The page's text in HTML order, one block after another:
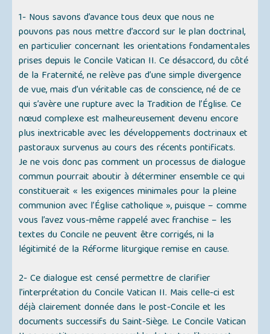
1- Nous savons d’avance tous deux que nous ne
pouvons pas nous mettre d’accord sur le plan doctrinal,
en particulier concernant les orientations fondamentales
prises depuis le Concile Vatican II. Ce désaccord, du côté
de la Fraternité, ne relève pas d’une simple divergence
de vue, mais d’un véritable cas de conscience, né de ce
qui s’avère une rupture avec la Tradition de l’Église. Ce
nœud complexe est malheureusement devenu encore
plus inextricable avec les développements doctrinaux et
pastoraux survenus au cours des récents pontificats.
Je ne vois donc pas comment un processus de dialogue
commun pourrait aboutir à déterminer ensemble ce qui
constituerait« les exigences minimales pour la pleine
communion avec l’Église catholique », puisque – comme
vous l’avez vous-même rappelé avec franchise – les
textes du Concile ne peuvent être corrigés, ni la
légitimité de la Réforme liturgique remise en cause.
2- Ce dialogue est censé permettre de clarifier
l’interprétation du Concile Vatican II. Mais celle-ci est
déjà clairement donnée dans le post-Concile et les
documents successifs du Saint-Siège. Le Concile Vatican